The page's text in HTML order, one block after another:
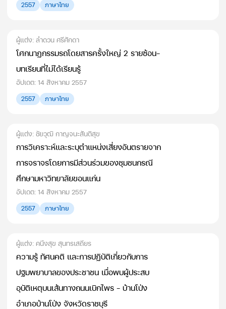
2557 ภาษาไทย
ผู้แต่ง: ลำดวน ศรีศักดา
โศกนาฏกรรมรถโดยสารครั้งใหญ่ 2 รายซ้อน-
บทเรียนที่ไม่ได้เรียนรู้
อัปเดต: 14 สิงหาคม 2557
2557 ภาษาไทย
ผู้แต่ง: ชัยวุฒิ กาญจนะสันติสุข
การวิเคราะห์และระบุตำแหน่งเสี่ยงอันตรายจาก
การจราจรโดยการมีส่วนร่วมของชุมชนกรณี
ศึกษามหาวิทยาลัยขอนแก่น
อัปเดต: 14 สิงหาคม 2557
2557 ภาษาไทย
ผู้แต่ง: คนึงสุข สุนทรเสถียร
ความรู้ ทัศนคติ และการปฏิบัติเกี่ยวกับการ
ปฐมพยาบาลของประชาชน เมื่อพบผู้ประสบ
อุบัติเหตุบนเส้นทางถนนเบิกไพร - บ้านโป่ง
อำเภอบ้านโป่ง จังหวัดราชบุรี